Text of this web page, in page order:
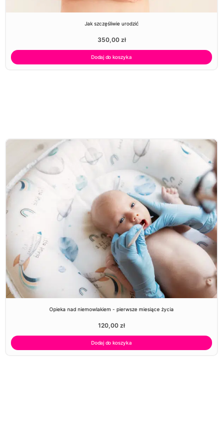
Jak szczęśliwie urodzić
350,00 zł
Dodaj do koszyka
Opieka nad niemowlakiem - pierwsze miesiące życia
120,00 zł
Dodaj do koszyka